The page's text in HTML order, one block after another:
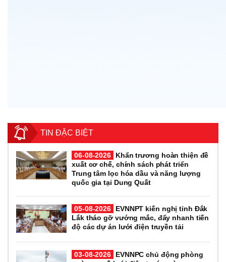
TIN ĐẶC BIỆT
06-08-2026
Khẩn trương hoàn thiện đề
xuất cơ chế, chính sách phát triển
Trung tâm lọc hóa dầu và năng lượng
quốc gia tại Dung Quất
05-08-2026
EVNNPT kiến nghị tỉnh Đắk
Lắk tháo gỡ vướng mắc, đẩy nhanh tiến
độ các dự án lưới điện truyền tải
03-08-2026
EVNNPC chủ động phòng